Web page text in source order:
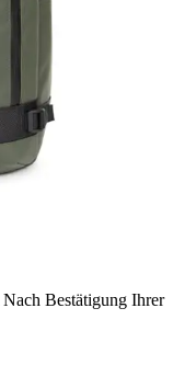
Nach Bestätigung Ihrer